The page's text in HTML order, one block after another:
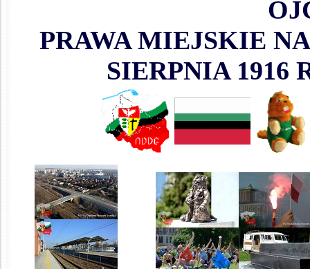
PRAWA MIEJSKIE
SIERPNIA 1916